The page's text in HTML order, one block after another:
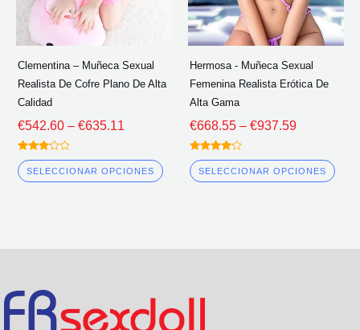
Clementina – Muñeca Sexual
Realista De Cofre Plano De Alta
Calidad
€542.60 – €635.11
Calificado
3.00
fuera
SELECCIONAR OPCIONES
pueden
página
producto
Hermosa - Muñeca Sexual
Femenina Realista Erótica De
Alta Gama
€668.55 – €937.59
Calificado
4.00
fuera de 5
SELECCIONAR OPCIONES
se